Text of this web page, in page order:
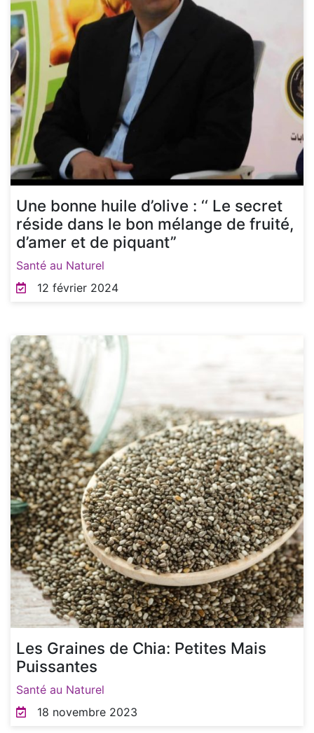
Une bonne huile d’olive : ‘‘ Le secret
réside dans le bon mélange de fruité,
d’amer et de piquant’’
Santé au Naturel
12 février 2024
Les Graines de Chia: Petites Mais
Puissantes
Santé au Naturel
18 novembre 2023